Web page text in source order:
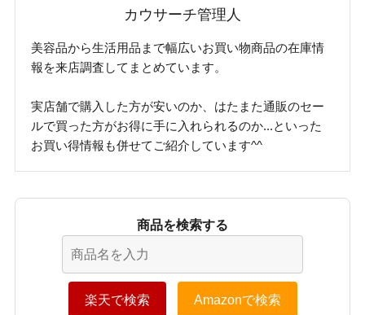
カウサーチ管理人
美容品から生活用品まで幅広いお買い物商品の在庫情
報を来店調査してまとめています。
実店舗で購入した方が安いのか、はたまた通販のセー
ルで買った方がお得に手に入れられるのか...といった
お買い得情報も併せてご紹介しています^^
商品を検索する
楽天で検索 Amazonで検索